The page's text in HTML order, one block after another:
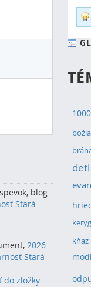
blog
Stará
2026
Stará
do zložky
deti
kňaz